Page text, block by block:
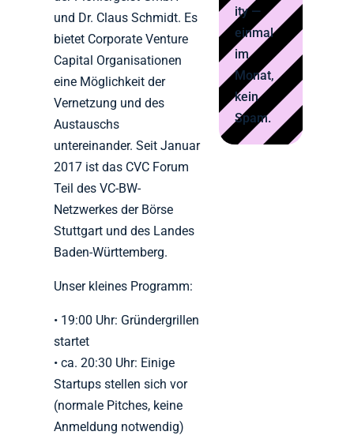
und Dr. Claus Schmidt. Es
bietet Corporate Venture
Capital Organisationen
eine Möglichkeit der
Vernetzung und des
Austauschs
untereinander. Seit Januar
2017 ist das CVC Forum
Teil des VC-BW-
Netzwerkes der Börse
Stuttgart und des Landes
Baden-Württemberg.
Unser kleines Programm:
• 19:00 Uhr: Gründergrillen
startet
• ca. 20:30 Uhr: Einige
Startups stellen sich vor
(normale Pitches, keine
Anmeldung notwendig)
ity —
einmal
im
Monat,
kein
Spam.